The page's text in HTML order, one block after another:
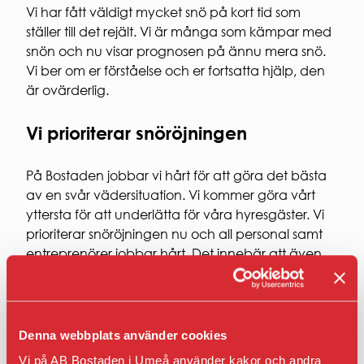
Denna webbplats använder cookies
Vi på AB Bostaden i Umeå använder kakor och andra
för
studentbostäder.
Ansök om
studentbostad
av el-
och
hybridbil
Korttidsavtal
KVARTERSRÅD
Brandsäkerhet
Elsäkerhet
ARBETA
HOS
OSS
Ekonomisk
Ekologisk
hållbarhet
VI
BYGGER
Vi har fått väldigt mycket snö på kort tid som
ställer till det rejält. Vi är många som kämpar med
snön och nu visar prognosen på ännu mera snö.
Vi ber om er förståelse och er fortsatta hjälp, den
är ovärderlig.
Vi prioriterar snöröjningen
På Bostaden jobbar vi hårt för att göra det bästa
av en svår vädersituation. Vi kommer göra vårt
yttersta för att underlätta för våra hyresgäster. Vi
prioriterar snöröjningen nu och all personal samt
entreprenörer jobbar hårt. Det innebär att även
våra kvartersvärdar skottar snö och vi ber om
överseende om de inte hinner svara i telefon eller
Vi vädjar om er hjälp!